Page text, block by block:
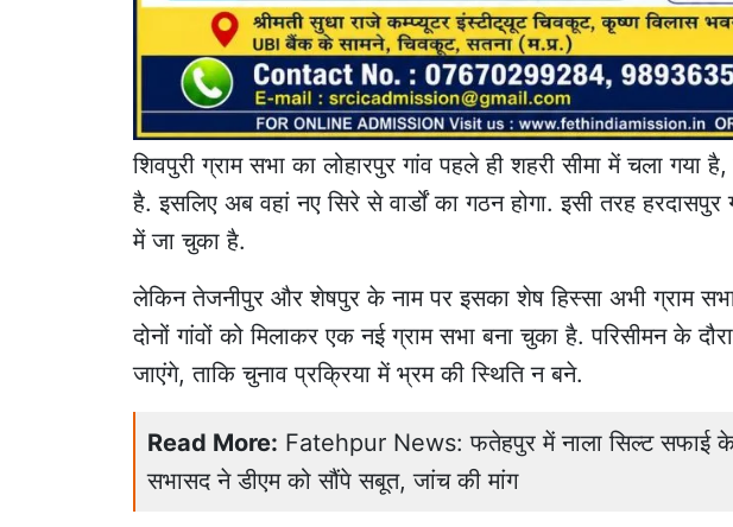
शिवपुरी ग्राम सभा का लोहारपुर गांव पहले ही शहरी सीमा में चला गया
है. इसलिए अब वहां नए सिरे से वार्डों का गठन होगा. इसी तरह हरदासपुर
में जा चुका है.
लेकिन तेजनीपुर और शेषपुर के नाम पर इसका शेष हिस्सा अभी ग्राम
दोनों गांवों को मिलाकर एक नई ग्राम सभा बना चुका है. परिसीमन के
जाएंगे, ताकि चुनाव प्रक्रिया में भ्रम की स्थिति न बने.
Read More: Fatehpur News: फतेहपुर में नाला सिल्ट सफाई के
सभासद ने डीएम को सौंपे सबूत, जांच की मांग